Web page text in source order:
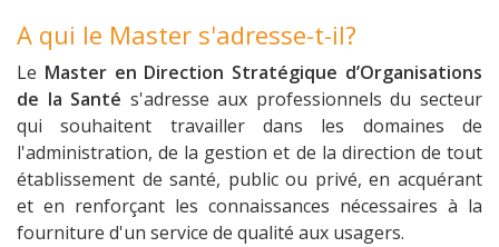
A qui le Master s'adresse-t-il?
Le Master en Direction Stratégique d’Organisations
de la Santé s'adresse aux professionnels du secteur
qui souhaitent travailler dans les domaines de
l'administration, de la gestion et de la direction de tout
établissement de santé, public ou privé, en acquérant
et en renforçant les connaissances nécessaires à la
fourniture d'un service de qualité aux usagers.